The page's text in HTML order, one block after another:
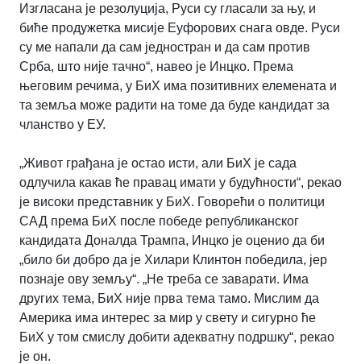
Изгласана је резолуција, Руси су гласали за њу, и
биће продужетка мисије Еуфорових снага овде. Руси
су ме напали да сам једностран и да сам против
Срба, што није тачно“, навео је Инцко. Према
његовим речима, у БиХ има позитивних елемената и
та земља може радити на томе да буде кандидат за
чланство у ЕУ.
„Живот грађана је остао исти, али БиХ је сада
одлучила какав ће правац имати у будућности“, рекао
је високи представник у БиХ. Говорећи о политици
САД према БиХ после победе републиканског
кандидата Доналда Трампа, Инцко је оценио да би
„било би добро да је Хилари Клинтон победила, јер
познаје ову земљу“. „Не треба се заварати. Има
других тема, БиХ није прва тема тамо. Мислим да
Америка има интерес за мир у свету и сигурно ће
БиХ у том смислу добити адекватну подршку“, рекао
је он.